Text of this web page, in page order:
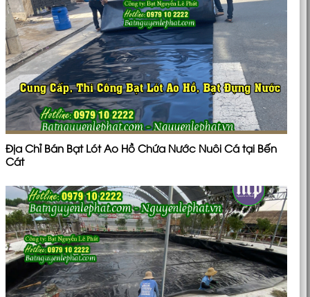
Địa Chỉ Bán Bạt Lót Ao Hồ Chứa Nước Nuôi Cá tại Bến
Cát